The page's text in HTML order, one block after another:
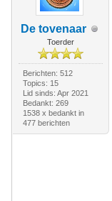
De tovenaar
Toerder
Berichten: 512
Topics: 15
Lid sinds: Apr 2021
Bedankt: 269
1538 x bedankt in
477 berichten